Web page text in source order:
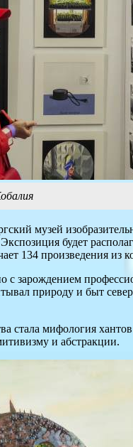
музей
будет
134 произведения
с зарождением
природу и быт
стала мифология
и абстракции.